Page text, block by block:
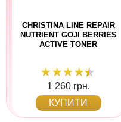
CHRISTINA LINE REPAIR
NUTRIENT GOJI BERRIES
ACTIVE TONER
1 260 грн.
КУПИТИ